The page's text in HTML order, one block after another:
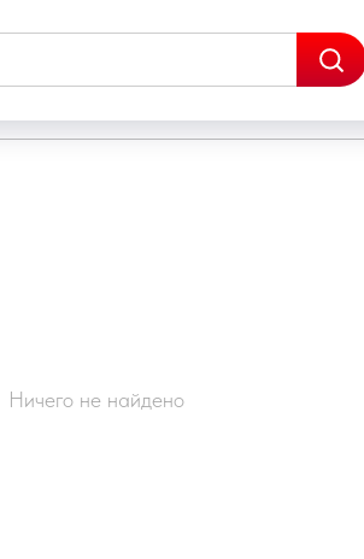
Ничего не найдено